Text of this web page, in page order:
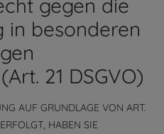
gegen die
in besonderen
21 DSGVO)
AUF GRUNDLAGE VON ART.
HABEN SIE